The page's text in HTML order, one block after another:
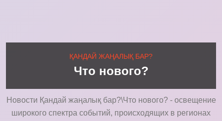
ҚАНДАЙ ЖАҢАЛЫҚ БАР?
Что нового?
Новости Қандай жаңалық бар?\Что нового? - освещение
широкого спектра событий, происходящих в регионах